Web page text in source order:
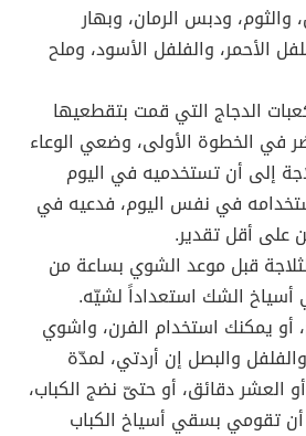
والثوم، ودبس الرمان، وبهار
الأحمر، والفلفل الأسود، وملح
الدجاج التي قمت بتقطعيها
في الخطوة الأولى، وضعي الوعاء
إلى أن تستخدميه في اليوم
في نفس اليوم، فدعيه في
على أقل تقدير.
قبل موعد الشوي بساعة من
أسياخ الشك استعداداً لشيّه.
يمكنك استخدام الفرن، واشوي
والبصل إن أردتي، لمدّة
العشر دقائق، أو حتىّ نضج الكباب،
أن تقومي بسقي أسياخ الكباب